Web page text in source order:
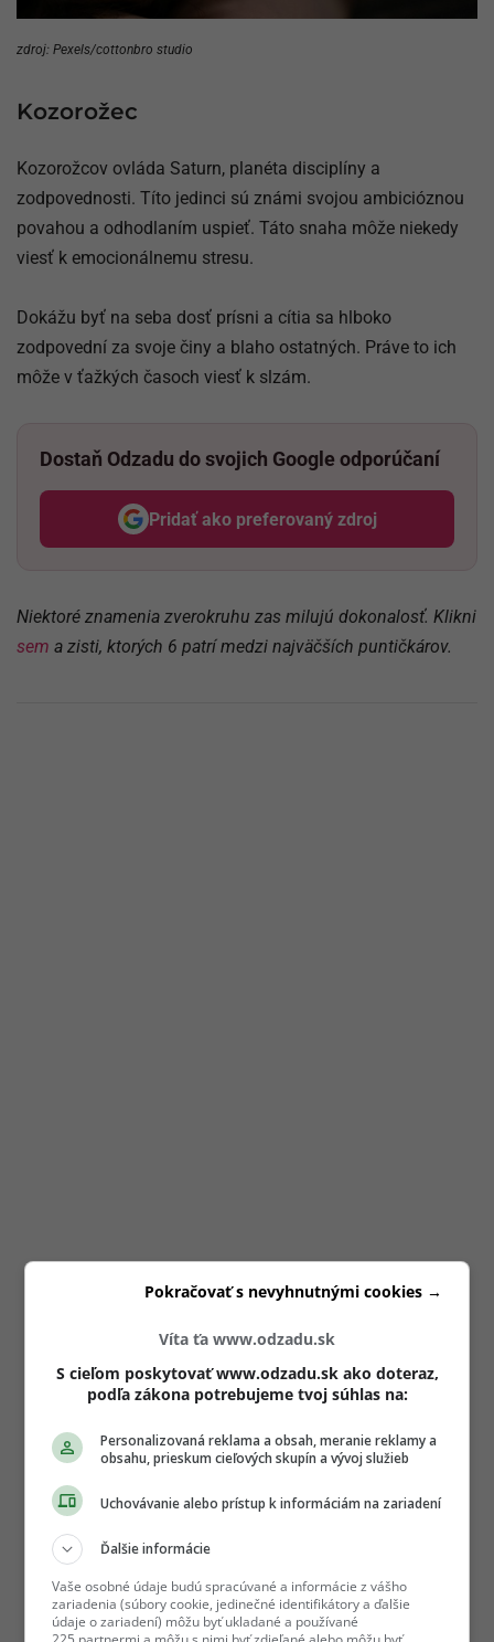
zdroj: Pexels/cottonbro studio
Kozorožec
Kozorožcov ovláda Saturn, planéta disciplíny a
zodpovednosti. Títo jedinci sú známi svojou ambicióznou
povahou a odhodlaním uspieť. Táto snaha môže niekedy
viesť k emocionálnemu stresu.
Dokážu byť na seba dosť prísni a cítia sa hlboko
zodpovední za svoje činy a blaho ostatných. Práve to ich
môže v ťažkých časoch viesť k slzám.
Dostaň Odzadu do svojich Google odporúčaní
Pridať ako preferovaný zdroj
Odzadu, odkaz sa otvorí v
Niektoré znamenia zverokruhu zas milujú dokonalosť. Klikni
sem a zisti, ktorých 6 patrí medzi najväčších puntičkárov.
Víta ťa www.odzadu.sk
S cieľom poskytovať www.odzadu.sk ako doteraz,
podľa zákona potrebujeme tvoj súhlas na:
Personalizovaná reklama a obsah, meranie reklamy a
obsahu, prieskum cieľových skupín a vývoj služieb
Uchovávanie alebo prístup k informáciám na zariadení
Ďalšie informácie
Vaše osobné údaje budú spracúvané a informácie z vášho
zariadenia (súbory cookie, jedinečné identifikátory a ďalšie
údaje o zariadení) môžu byť ukladané a používané
Pokračovať s nevyhnutnými cookies →